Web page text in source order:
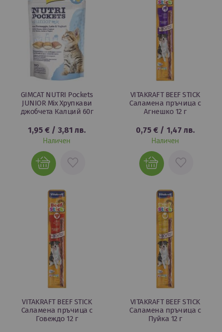
GIMCAT NUTRI Pockets
JUNIOR Mix Хрупкави
джобчета Калций 60г
1,95 € / 3,81 лв.
Наличен
ДОБАВИ
VITAKRAFT BEEF STICK
Саламена пръчица с
Агнешко 12 г
0,75 €/ 1,47 лв.
Наличен
ДОБАВИ
VITAKRAFT BEEF STICK
Саламена пръчица с
Говеждо 12 г
VITAKRAFT BEEF STICK
Саламена пръчица с
Пуйка 12 г